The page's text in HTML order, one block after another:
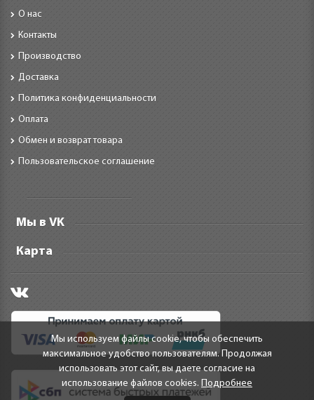
О нас
Контакты
Производство
Доставка
Политика конфиденциальности
Оплата
Обмен и возврат товара
Пользовательское соглашение
Мы в VK
Карта
Мы используем файлы cookie, чтобы обеспечить
максимальное удобство пользователям. Продолжая
использовать этот сайт, вы даете согласие на
использование файлов cookies. Подробнее